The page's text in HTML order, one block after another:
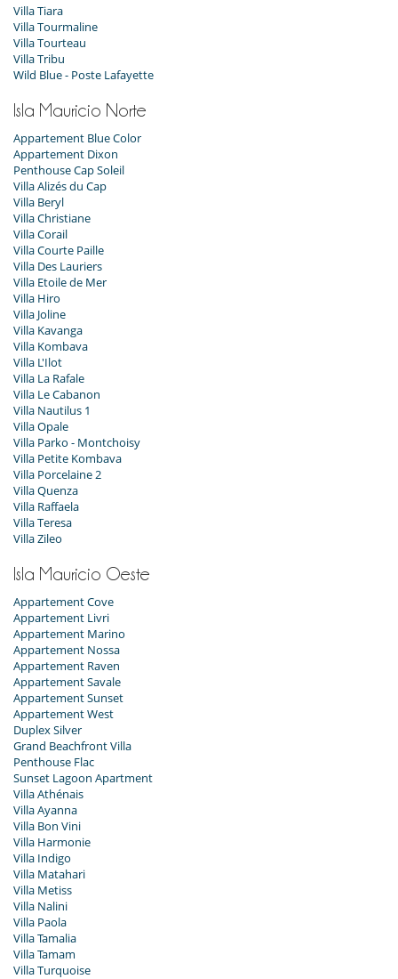
Villa Tiara
Villa Tourmaline
Villa Tourteau
Villa Tribu
Wild Blue - Poste Lafayette
Isla Mauricio Norte
Appartement Blue Color
Appartement Dixon
Penthouse Cap Soleil
Villa Alizés du Cap
Villa Beryl
Villa Christiane
Villa Corail
Villa Courte Paille
Villa Des Lauriers
Villa Etoile de Mer
Villa Hiro
Villa Joline
Villa Kavanga
Villa Kombava
Villa L'Ilot
Villa La Rafale
Villa Le Cabanon
Villa Nautilus 1
Villa Opale
Villa Parko - Montchoisy
Villa Petite Kombava
Villa Porcelaine 2
Villa Quenza
Villa Raffaela
Villa Teresa
Villa Zileo
Isla Mauricio Oeste
Appartement Cove
Appartement Livri
Appartement Marino
Appartement Nossa
Appartement Raven
Appartement Savale
Appartement Sunset
Appartement West
Duplex Silver
Grand Beachfront Villa
Penthouse Flac
Sunset Lagoon Apartment
Villa Athénais
Villa Ayanna
Villa Bon Vini
Villa Harmonie
Villa Indigo
Villa Matahari
Villa Metiss
Villa Nalini
Villa Paola
Villa Tamalia
Villa Tamam
Villa Turquoise